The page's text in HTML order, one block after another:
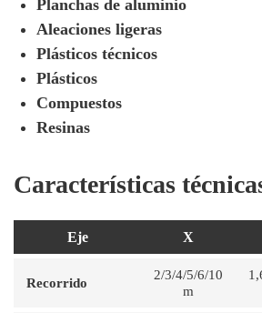
Planchas de aluminio
Aleaciones ligeras
Plásticos técnicos
Plásticos
Compuestos
Resinas
Características
Eje X
Recorrido
2/3/4/5/6/10
m